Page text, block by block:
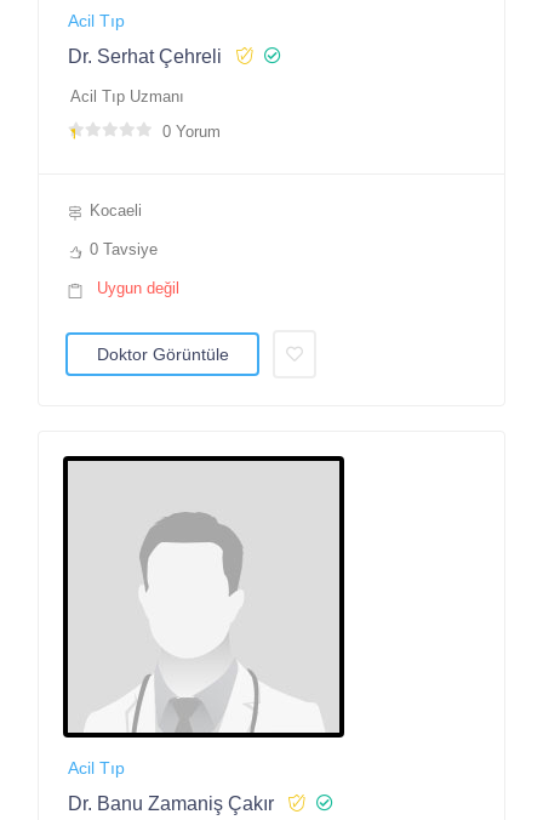
Acil Tıp
Dr. Serhat Çehreli
Acil Tıp Uzmanı
0 Yorum
Kocaeli
0 Tavsiye
Uygun değil
Doktor Görüntüle
Acil Tıp
Dr. Banu Zamaniş Çakır